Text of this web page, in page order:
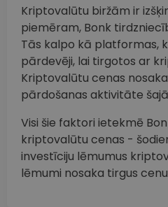
Kriptovalūtu biržām ir
piemēram, Bonk
Tās kalpo kā platformas,
pārdevēji, lai tirgotos ar
Kriptovalūtu cenas
pārdošanas aktivitāte
Visi šie faktori ietekmē
kriptovalūtu cenas -
investīciju lēmumus
lēmumi nosaka tirgus